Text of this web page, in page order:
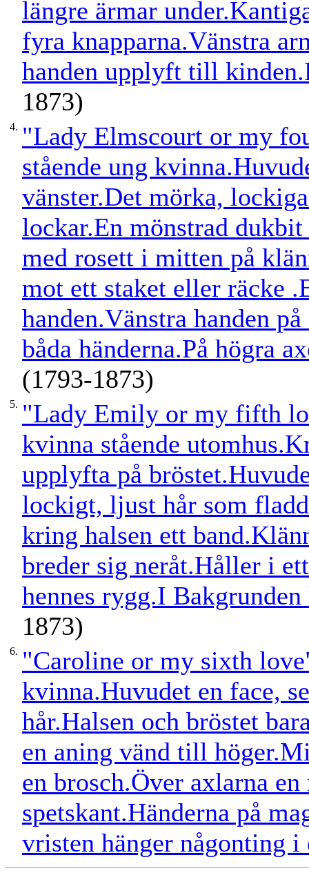
längre ärmar
fyra knapparna.Vänstra
handen upplyft till
1873)
4. "Lady Elmscourt or my
stående ung
vänster.Det mörka,
lockar.En mönstrad dukbit
med rosett i mitten på
mot ett staket eller räcke
handen.Vänstra handen
båda händerna.På högra
(1793-1873)
5. "Lady Emily or my fifth
kvinna stående
upplyfta på
lockigt, ljust hår som
kring halsen ett
breder sig neråt.Håller i
hennes rygg.I
1873)
6. "Caroline or my sixth
kvinna.Huvudet en face,
hår.Halsen och bröstet
en aning vänd till
en brosch.Över axlarna
spetskant.Händerna på
vristen hänger någonting